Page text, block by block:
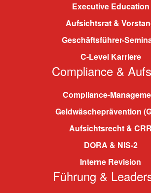
Executive Education
Aufsichtsrat &
Geschäftsführer-
C-Level Karriere
Compliance &
Compliance-
Geldwäscheprävention
Aufsichtsrecht & CRR
DORA & NIS-2
Interne Revision
Führung &